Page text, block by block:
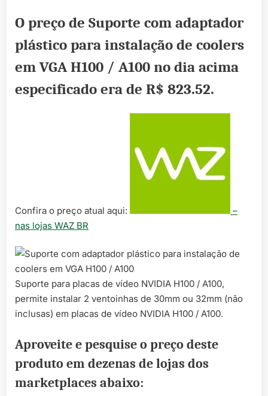
O preço de Suporte com adaptador
plástico para instalação de coolers
em VGA H100 / A100 no dia acima
especificado era de R$ 823.52.
Confira o preço atual aqui:
–
nas lojas WAZ BR
Suporte para placas de vídeo NVIDIA H100 / A100,
permite instalar 2 ventoinhas de 30mm ou 32mm (não
inclusas) em placas de vídeo NVIDIA H100 / A100.
Aproveite e pesquise o preço deste
produto em dezenas de lojas dos
marketplaces abaixo: